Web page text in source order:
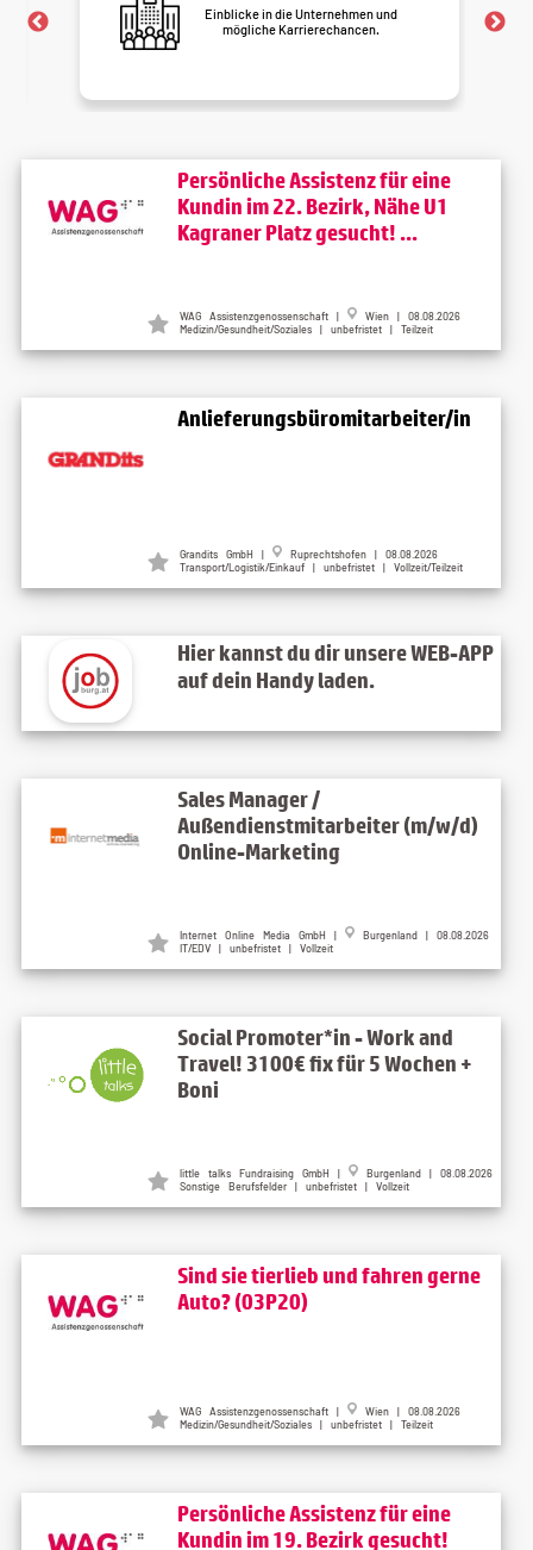
Einblicke in die Unternehmen und
mögliche Karrierechancen.
Persönliche Assistenz für eine
Kundin im 22. Bezirk, Nähe U1
Kagraner Platz gesucht! ...
WAG Assistenzgenossenschaft | Wien | 08.08.2026
Medizin/Gesundheit/Soziales | unbefristet | Teilzeit
Anlieferungsbüromitarbeiter/in
Grandits GmbH | Ruprechtshofen | 08.08.2026
Transport/Logistik/Einkauf | unbefristet | Vollzeit/Teilzeit
Hier kannst du dir unsere WEB-APP
auf dein Handy laden.
Sales Manager /
Außendienstmitarbeiter (m/w/d)
Online-Marketing
Internet Online Media GmbH | Burgenland | 08.08.2026
IT/EDV | unbefristet | Vollzeit
Social Promoter*in - Work and
Travel! 3100€ fix für 5 Wochen +
Boni
little talks Fundraising GmbH | Burgenland | 08.08.2026
Sonstige Berufsfelder | unbefristet | Vollzeit
Sind sie tierlieb und fahren gerne
Auto? (03P20)
WAG Assistenzgenossenschaft | Wien | 08.08.2026
Medizin/Gesundheit/Soziales | unbefristet | Teilzeit
Persönliche Assistenz für eine
Kundin im 19. Bezirk gesucht!